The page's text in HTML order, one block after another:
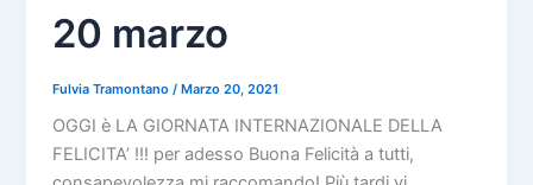
20 marzo
Fulvia Tramontano/Marzo 20, 2021
OGGI è LA GIORNATA INTERNAZIONALE DELLA
FELICITA’ !!! per adesso Buona Felicità a tutti,